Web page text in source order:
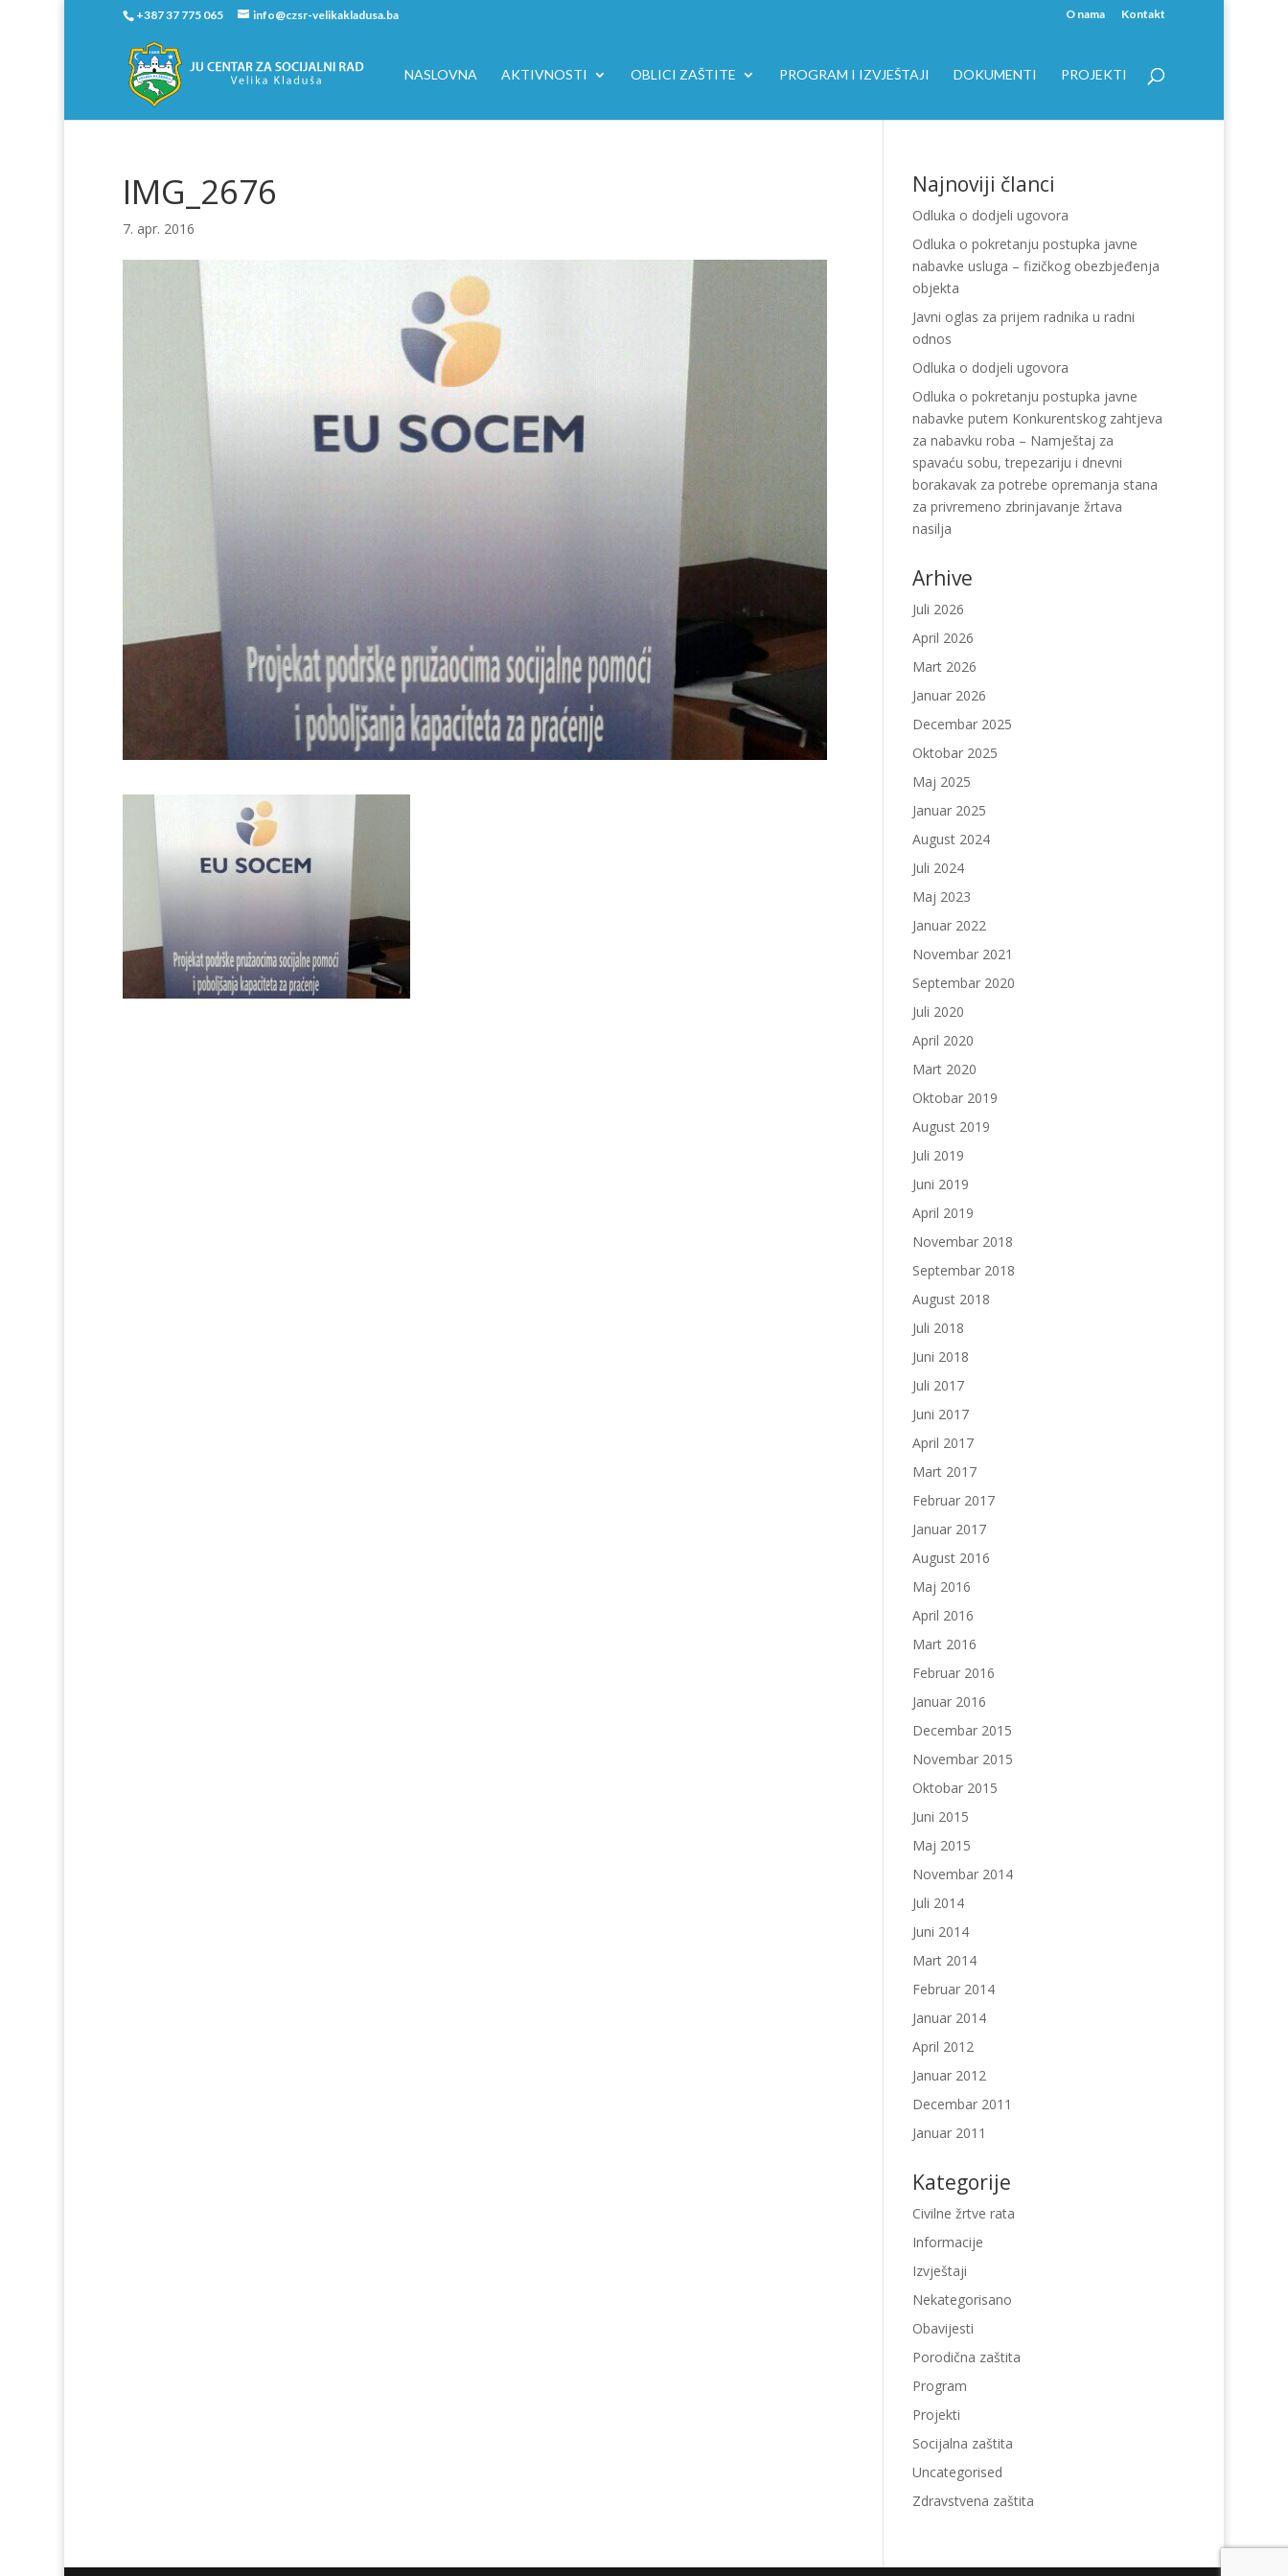
+387 37 775 065 info@czsr-velikakladusa.ba O nama Kontakt
NASLOVNA AKTIVNOSTI OBLICI ZAŠTITE PROGRAM I IZVJEŠTAJI DOKUMENTI PROJEKTI
IMG_2676
7. apr. 2016
Najnoviji članci
Odluka o dodjeli ugovora
Odluka o pokretanju postupka javne
nabavke usluga – fizičkog obezbjeđenja
objekta
Javni oglas za prijem radnika u radni
odnos
Odluka o dodjeli ugovora
Odluka o pokretanju postupka javne
nabavke putem Konkurentskog zahtjeva
za nabavku roba – Namještaj za
spavaću sobu, trepezariju i dnevni
borakavak za potrebe opremanja stana
za privremeno zbrinjavanje žrtava
nasilja
Arhive
Juli 2026
April 2026
Mart 2026
Januar 2026
Decembar 2025
Oktobar 2025
Maj 2025
Januar 2025
August 2024
Juli 2024
Maj 2023
Januar 2022
Novembar 2021
Septembar 2020
Juli 2020
April 2020
Mart 2020
Oktobar 2019
August 2019
Juli 2019
Juni 2019
April 2019
Novembar 2018
Septembar 2018
August 2018
Juli 2018
Juni 2018
Juli 2017
Juni 2017
April 2017
Mart 2017
Februar 2017
Januar 2017
August 2016
Maj 2016
April 2016
Mart 2016
Februar 2016
Januar 2016
Decembar 2015
Novembar 2015
Oktobar 2015
Juni 2015
Maj 2015
Novembar 2014
Juli 2014
Juni 2014
Mart 2014
Februar 2014
Januar 2014
April 2012
Januar 2012
Decembar 2011
Januar 2011
Kategorije
Civilne žrtve rata
Informacije
Izvještaji
Nekategorisano
Obavijesti
Porodična zaštita
Program
Projekti
Socijalna zaštita
Uncategorised
Zdravstvena zaštita